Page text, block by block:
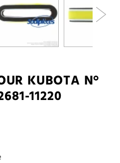
KUBOTA N°
11220